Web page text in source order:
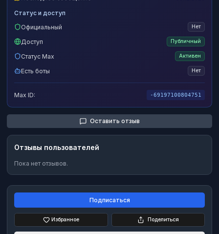
Статус и доступ
Официальный
Нет
Доступ Публичный
Статус Max Активен
Есть боты Нет
Max ID: -69197100804751
Оставить отзыв
Отзывы пользователей
Пока нет отзывов.
Подписаться
Избранное Поделиться